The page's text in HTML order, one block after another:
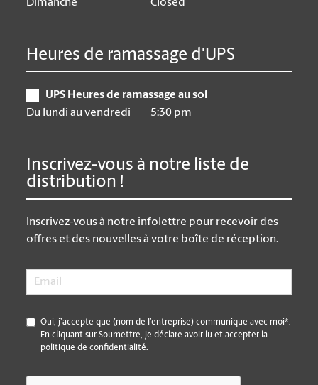
Dimanche
Closed
Heures de ramassage d'UPS
UPS Heures de ramassage au sol
Du lundi au vendredi
5:30 pm
Inscrivez-vous à notre liste de
distribution !
Inscrivez-vous à notre infolettre pour recevoir des
offres et des nouvelles à votre boîte de réception.
Email
*
Oui, j’accepte que (nom de l’entreprise) communique avec moi*.
En cliquant sur Soumettre, je déclare avoir lu et accepter la
politique de confidentialité.